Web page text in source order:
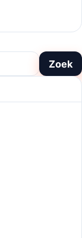
Zoek